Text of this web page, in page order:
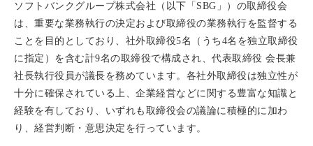
ソフトバンクグループ株式会社（以下「SBG」）の取締役会
は、重要な業務執行の決定および取締役の業務執行を監督する
ことを目的としており、社外取締役5名（うち4名を独立取締役
に指定）を含む計9名の取締役で構成され、代表取締役 会長兼
社長執行役員が議長を務めています。各社外取締役は独立性が
十分に確保されている上、企業経営などに関する豊富な知識と
経験を有しており、いずれも取締役会の議論に積極的に加わ
り、経営判断・意思決定を行っています。